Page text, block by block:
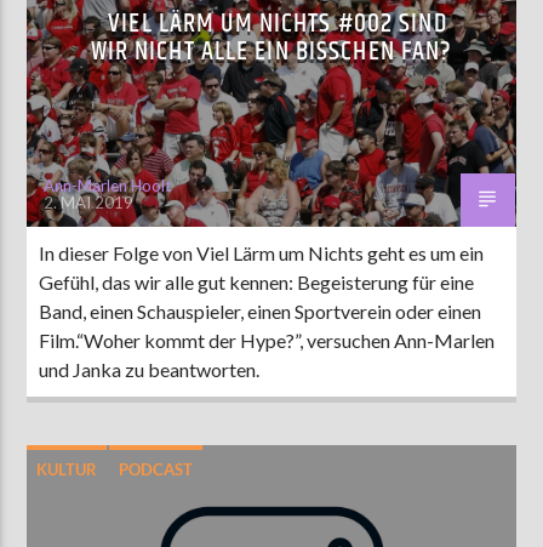
VIEL LÄRM UM NICHTS #002 SIND
WIR NICHT ALLE EIN BISSCHEN FAN?
Ann-Marlen Hoolt
2. MAI 2019
In dieser Folge von Viel Lärm um Nichts geht es um ein
Gefühl, das wir alle gut kennen: Begeisterung für eine
Band, einen Schauspieler, einen Sportverein oder einen
Film.“Woher kommt der Hype?”, versuchen Ann-Marlen
und Janka zu beantworten.
KULTUR PODCAST